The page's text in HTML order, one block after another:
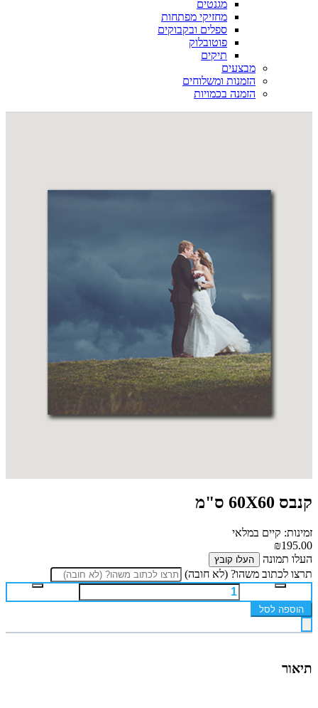
מגנטים
מחזיקי מפתחות
ספלים ובקבוקים
פוטובלוק
תיקים
מבצעים
הזמנות ומשלוחים
הזמנה בכמויות
קנבס 60X60 ס"מ
זמינות: קיים במלאי
₪195.00
העלו תמונה
העלו קובץ
תרצו לכתוב משהו? (לא חובה)
הוספה לסל
תיאור